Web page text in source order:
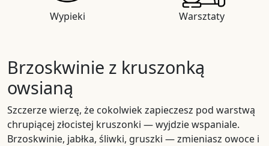
Wypieki Warsztaty
Brzoskwinie z kruszonką
owsianą
Szczerze wierzę, że cokolwiek zapieczesz pod warstwą
chrupiącej złocistej kruszonki — wyjdzie wspaniale.
Brzoskwinie, jabłka, śliwki, gruszki — zmieniasz owoce i